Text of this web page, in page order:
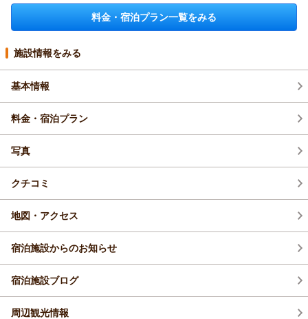
料金・宿泊プラン一覧をみる
施設情報をみる
基本情報
料金・宿泊プラン
写真
クチコミ
地図・アクセス
宿泊施設からのお知らせ
宿泊施設ブログ
周辺観光情報